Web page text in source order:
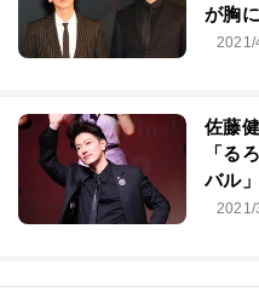
が胸
2021/
佐藤
「る
バル」
2021/